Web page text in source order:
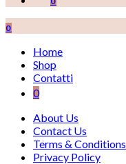
0
Home
Shop
Contatti
0
About Us
Contact Us
Terms & Conditions
Privacy Policy